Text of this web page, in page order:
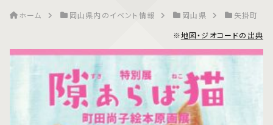
ホーム 岡山県内のイベント情報 岡山県
矢掛町
※地図・ジオコードの出典